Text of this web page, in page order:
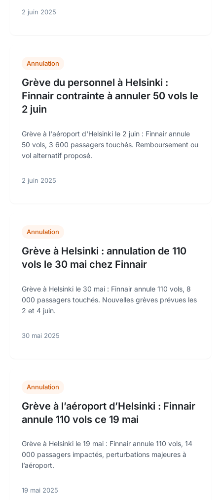
2 juin 2025
Annulation
Grève du personnel à Helsinki :
Finnair contrainte à annuler 50 vols le
2 juin
Grève à l'aéroport d'Helsinki le 2 juin : Finnair annule
50 vols, 3 600 passagers touchés. Remboursement ou
vol alternatif proposé.
2 juin 2025
Annulation
Grève à Helsinki : annulation de 110
vols le 30 mai chez Finnair
Grève à Helsinki le 30 mai : Finnair annule 110 vols, 8
000 passagers touchés. Nouvelles grèves prévues les
2 et 4 juin.
30 mai 2025
Annulation
Grève à l’aéroport d’Helsinki : Finnair
annule 110 vols ce 19 mai
Grève à Helsinki le 19 mai : Finnair annule 110 vols, 14
000 passagers impactés, perturbations majeures à
l’aéroport.
19 mai 2025